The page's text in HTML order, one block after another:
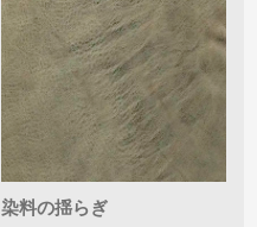
染料の揺らぎ